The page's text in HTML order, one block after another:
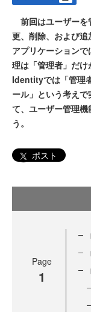
前回はユーザーを
更、削除、および
アプリケーション
理は「管理者」だ
Identityでは「管理
ール」という考え
て、ユーザー管理
う。
ポスト
Page
1